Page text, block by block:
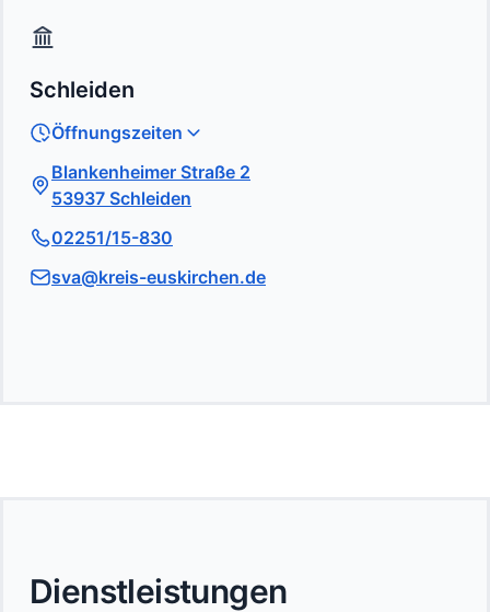
Schleiden
Öffnungszeiten
Blankenheimer Straße 2
53937 Schleiden
02251/15-830
sva@kreis-euskirchen.de
Dienstleistungen